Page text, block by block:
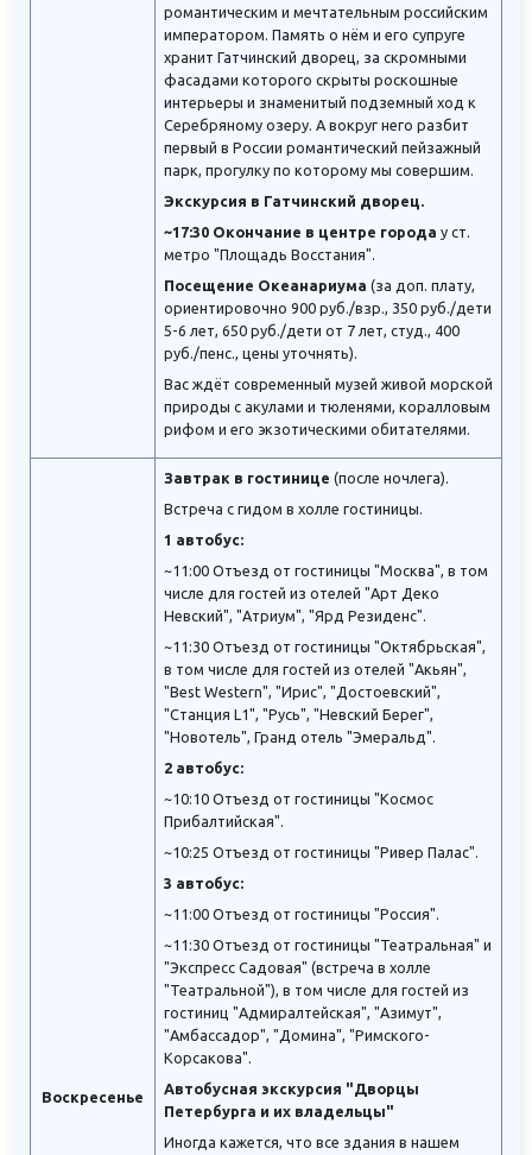
романтическим и мечтательным российским
императором. Память о нём и его супруге
хранит Гатчинский дворец, за скромными
фасадами которого скрыты роскошные
интерьеры и знаменитый подземный ход к
Серебряному озеру. А вокруг него разбит
первый в России романтический пейзажный
парк, прогулку по которому мы совершим.
Экскурсия в Гатчинский дворец.
~17:30 Окончание в центре города у ст.
метро "Площадь Восстания".
Посещение Океанариума (за доп. плату,
ориентировочно 900 руб./взр., 350 руб./дети
5-6 лет, 650 руб./дети от 7 лет, студ., 400
руб./пенс., цены уточнять).
Вас ждёт современный музей живой морской
природы с акулами и тюленями, коралловым
рифом и его экзотическими обитателями.
Воскресенье
Завтрак в гостинице (после ночлега).
Встреча с гидом в холле гостиницы.
1 автобус:
~11:00 Отъезд от гостиницы "Москва", в том
числе для гостей из отелей "Арт Деко
Невский", "Атриум", "Ярд Резиденс".
~11:30 Отъезд от гостиницы "Октябрьская",
в том числе для гостей из отелей "Акьян",
"Best Western", "Ирис", "Достоевский",
"Станция L1", "Русь", "Невский Берег",
"Новотель", Гранд отель "Эмеральд".
2 автобус:
~10:10 Отъезд от гостиницы "Космос
Прибалтийская".
~10:25 Отъезд от гостиницы "Ривер Палас".
3 автобус:
~11:00 Отъезд от гостиницы "Россия".
~11:30 Отъезд от гостиницы "Театральная" и
"Экспресс Садовая" (встреча в холле
"Театральной"), в том числе для гостей из
гостиниц "Адмиралтейская", "Азимут",
"Амбассадор", "Домина", "Римского-
Корсакова".
Автобусная экскурсия "Дворцы
Петербурга и их владельцы"
Иногда кажется, что все здания в нашем